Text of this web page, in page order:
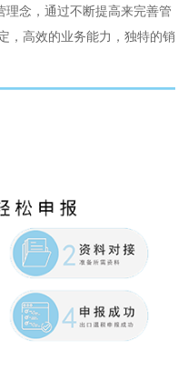
理念，通过不断提高来完善管
，高效的业务能力，独特的销